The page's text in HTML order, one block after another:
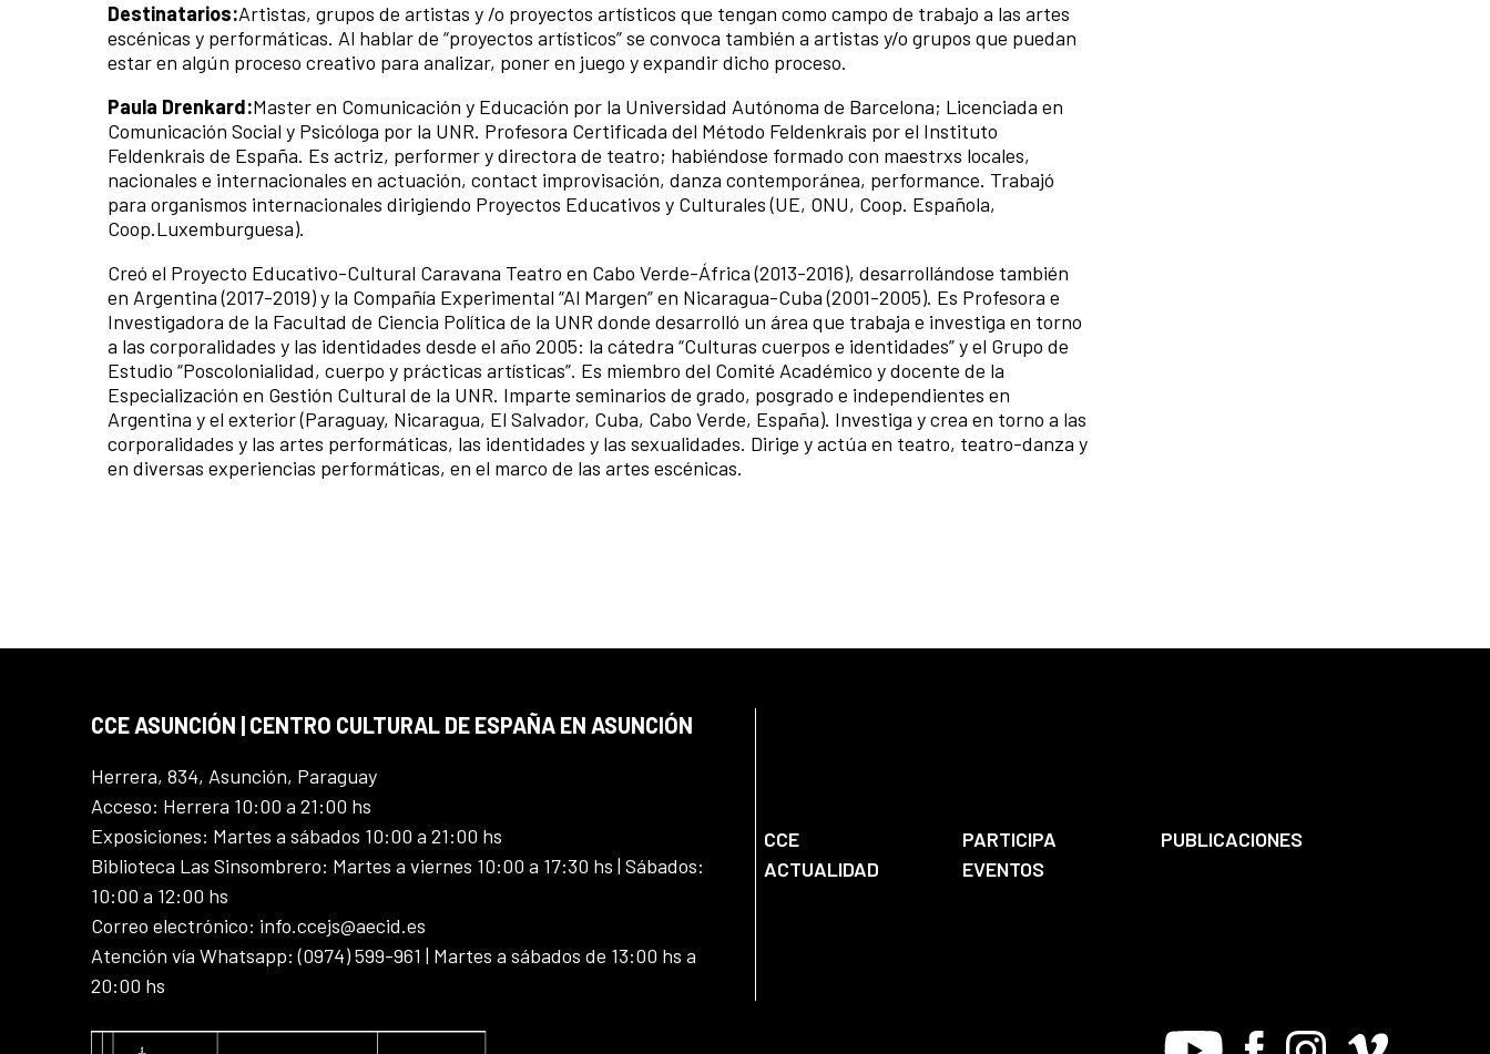
Destinatarios:Artistas, grupos de artistas y /o proyectos artísticos que tengan como campo de trabajo a las artes
escénicas y performáticas. Al hablar de “proyectos artísticos” se convoca también a artistas y/o grupos que puedan
estar en algún proceso creativo para analizar, poner en juego y expandir dicho proceso.
Paula Drenkard:Master en Comunicación y Educación por la Universidad Autónoma de Barcelona; Licenciada en
Comunicación Social y Psicóloga por la UNR. Profesora Certificada del Método Feldenkrais por el Instituto
Feldenkrais de España. Es actriz, performer y directora de teatro; habiéndose formado con maestrxs locales,
nacionales e internacionales en actuación, contact improvisación, danza contemporánea, performance. Trabajó
para organismos internacionales dirigiendo Proyectos Educativos y Culturales (UE, ONU, Coop. Española,
Coop.Luxemburguesa).
Creó el Proyecto Educativo-Cultural Caravana Teatro en Cabo Verde-África (2013-2016), desarrollándose también
en Argentina (2017-2019) y la Compañía Experimental “Al Margen” en Nicaragua-Cuba (2001-2005). Es Profesora e
Investigadora de la Facultad de Ciencia Política de la UNR donde desarrolló un área que trabaja e investiga en torno
a las corporalidades y las identidades desde el año 2005: la cátedra “Culturas cuerpos e identidades” y el Grupo de
Estudio “Poscolonialidad, cuerpo y prácticas artísticas”. Es miembro del Comité Académico y docente de la
Especialización en Gestión Cultural de la UNR. Imparte seminarios de grado, posgrado e independientes en
Argentina y el exterior (Paraguay, Nicaragua, El Salvador, Cuba, Cabo Verde, España). Investiga y crea en torno a las
corporalidades y las artes performáticas, las identidades y las sexualidades. Dirige y actúa en teatro, teatro-danza y
en diversas experiencias performáticas, en el marco de las artes escénicas.
CCE ASUNCIÓN | CENTRO CULTURAL DE ESPAÑA EN ASUNCIÓN
Herrera, 834, Asunción, Paraguay
Acceso: Herrera 10:00 a 21:00 hs
Exposiciones: Martes a sábados 10:00 a 21:00 hs
Biblioteca Las Sinsombrero: Martes a viernes 10:00 a 17:30 hs | Sábados:
10:00 a 12:00 hs
Correo electrónico: info.ccejs@aecid.es
Atención vía Whatsapp: (0974) 599-961 | Martes a sábados de 13:00 hs a
20:00 hs
CCE PARTICIPA
PUBLICACIONES
ACTUALIDAD
EVENTOS
Youtube FacebookInstagram
Vimeo